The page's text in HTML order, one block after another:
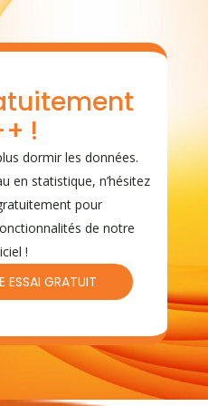
!
dormir les données.
en statistique, n’hésitez
pour
de notre
!
ESSAI GRATUIT